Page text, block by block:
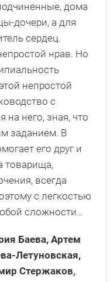
дома
дочери, а для
сердец.
нрав. Но
непростой
с
него, зная, что
заданием. В
его друг и
товарища,
всегда
с легкостью
сложности…
Баева, Артем
Летуновская,
Стержаков,